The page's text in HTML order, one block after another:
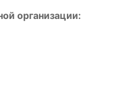
организации: